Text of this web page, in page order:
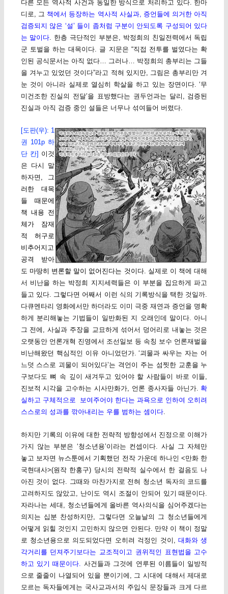
다른 모든 역사적 사건과 동일한 방식으로 처리하고 있다. 한마
디로, 그 책에서 등장하는 역사적 사실과, 증언들에 의거한 아직
검증되지 않은 ‘설’ 들이 좀처럼 구분이 안되도록 구성되어 있다
는 말이다. 한층 극단적인 부분은, 박정희의 친일전력에서 독립
군 토벌을 하는 대목이다. 글 지문은 “직접 전투를 벌였다는 확
인된 공식문서는 아직 없다… 그러나… 박정희의 총부리는 그들
을 겨누고 있었던 것이다”라고 적혀 있지만, 그림은 총부리만 겨
눈 것이 아니라 실제로 열심히 학살을 하고 있는 장면이다. ‘무
미건조한 진실의 전달’을 표방했다는 권두언과는 달리, 검증된
진실과 아직 검증 중인 설들은 너무나 섞여들어 버렸다.
[도판(우): 1
권 101p 하
단 칸] 이것
은 다시 말
하자면 , 그
러한 대목
들 때문에
책 내용 전
체가 잠재
적 허구로
비추어지고
공격 받아
도 마땅히 변론할 말이 없어진다는 것이다. 실제로 이 책에 대해
서 비난을 하는 박정희 지지세력들은 이 부분을 집요하게 파고
들고 있다. 그렇다면 어째서 이런 식의 기록방식을 택한 것일까.
다큐멘타리 영화에서만 하더라도 이미 극중 재연과 증언을 명확
하게 분리해놓는 기법들이 일반화된 지 오래인데 말이다. 아니
그 전에, 사실과 주장을 교묘하게 섞어서 덩어리로 내놓는 것은
오랫동안 언론개혁 진영에서 조선일보 등 속칭 보수 언론재벌을
비난해왔던 핵심적인 이유 아니었던가. ‘괴물과 싸우는 자는 어
느덧 스스로 괴물이 되어있다’는 격언이 주는 섬찟한 교훈을 누
구보다도 뼈 속 깊이 새겨두고 있어야 할 사람들이 바로 이들,
진보적 시각을 고수하는 시사만화가, 언론 종사자들 아닌가. 확
실하고 구체적으로 보여주어야 한다는 과욕으로 인하여 오히려
스스로의 성과를 깎아내리는 우를 범하는 셈이다.
하지만 기록의 이유에 대한 전략적 방향성에서 진정으로 이해가
가지 않는 부분은 ‘청소년용’이라는 컨셉이다. 사실 그 자체만
놓고 보자면 뉴스툰에서 기획했던 전작 가운데 하나인 <만화 한
국현대사>(원작 한홍구) 당시의 전략적 실수에서 한 걸음도 나
아진 것이 없다. 그때와 마찬가지로 전혀 청소년 독자의 코드를
고려하지도 않았고, 난이도 역시 조절이 안되어 있기 때문이다.
자라나는 세대, 청소년들에게 올바른 역사의식을 심어주겠다는
의지는 십분 찬성하지만, 그렇다면 오늘날의 그 청소년들에게
어떻게 읽힐 것인지 고민하지 않으면 안된다. 만약 이 책이 정말
로 청소년용으로 의도되었다면 오히려 걱정인 것이, 대화와 생
각거리를 던져주기보다는 교조적이고 권위적인 표현법을 고수
하고 있기 때문이다.
사건들과 그것에 연루된 이름들이 일방적
으로 줄줄이 나열되어 있을 뿐이기에, 그 시대에 대해서 제대로
모르는 독자들에게는 국사교과서의 주입식 문장들과 크게 다르